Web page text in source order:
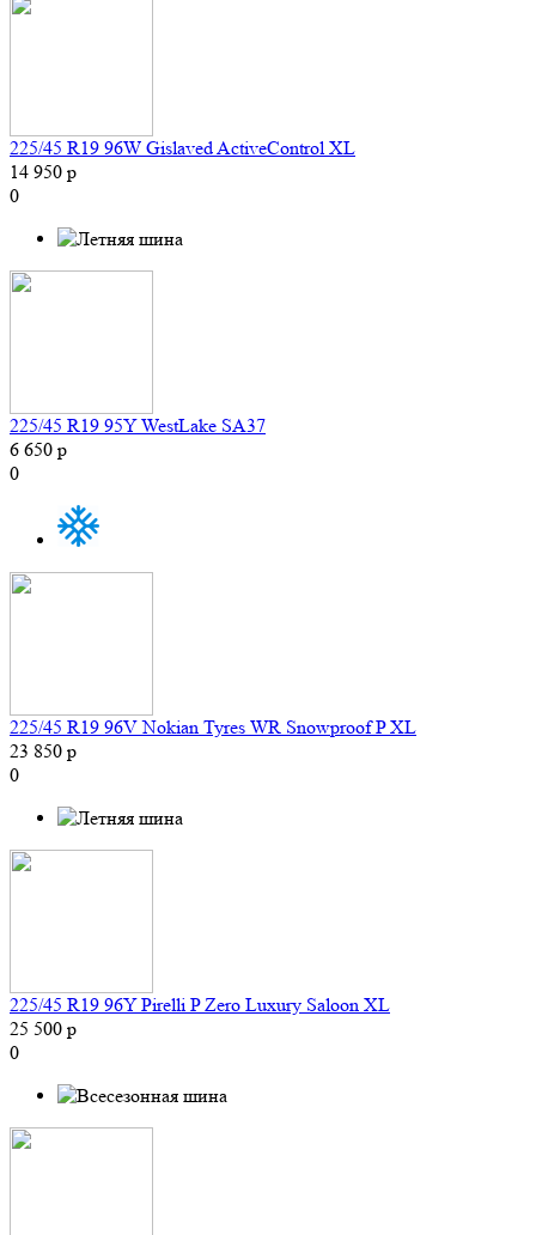
225/45 R19 96W Gislaved ActiveControl XL
14 950 р
0
225/45 R19 95Y WestLake SA37
6 650 р
0
225/45 R19 96V Nokian Tyres WR Snowproof P XL
23 850 р
0
225/45 R19 96Y Pirelli P Zero Luxury Saloon XL
25 500 р
0